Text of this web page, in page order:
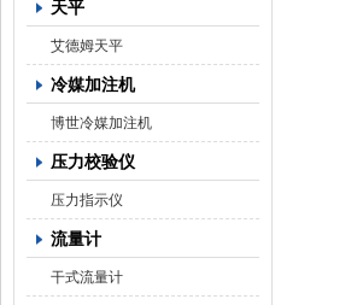
天平
艾德姆天平
冷媒加注机
博世冷媒加注机
压力校验仪
压力指示仪
流量计
干式流量计